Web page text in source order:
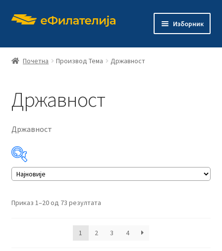
Прескочи
Скочи
Изборник
Почетна
Продавница
О филателији
Издања
Контакт
Почетна Производ Тема Државност
Државност
Државност
Приказ 1–20 од 73 резултатаСортирано
1
2 3 4